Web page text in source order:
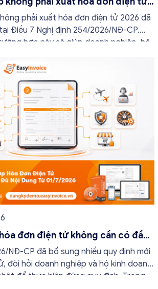
phải xuất hóa đơn điện tử 2026 đã
Điều 7 Nghị định 254/2026/NĐ-CP.
hợp này sẽ giúp doanh nghiệp, hộ
không cần thiết hoặc áp […]
đơn điện tử không cần có đầy
7/2026
NĐ-CP đã bổ sung nhiều quy định mới
đòi hỏi doanh nghiệp và hộ kinh doanh
để thực hiện đúng quy định. Trong